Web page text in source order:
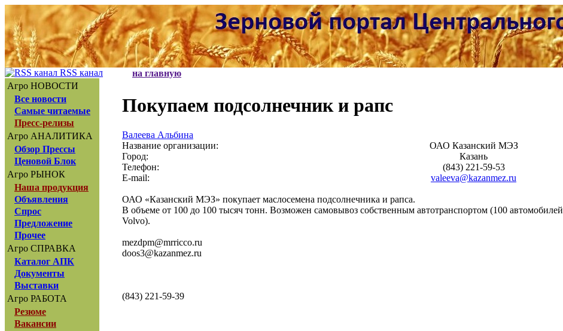
RSS канал
Агро НОВОСТИ
Все новости
Самые читаемые
Пресс-релизы
Агро АНАЛИТИКА
Обзор Прессы
Ценовой Блок
Агро РЫНОК
Наша продукция
Объявления
Спрос
Предложение
Прочее
Агро СПРАВКА
Каталог АПК
Документы
Выставки
Агро РАБОТА
Резюме
Вакансии
на главную
Покупаем подсолнечник и рапс
Валеева Альбина
Название организации:
ОАО Казанский МЭЗ
Город:
Казань
Телефон:
(843) 221-59-53
E-mail:
valeeva@kazanmez.ru
ОАО «Казанский МЭЗ» покупает маслосемена подсолнечника и рапса.
В объеме от 100 до 100 тысяч тонн. Возможен самовывоз собственным автотранспортом (100 автомобилей
Volvo).
mezdpm@mrricco.ru
doos3@kazanmez.ru
(843) 221-59-39